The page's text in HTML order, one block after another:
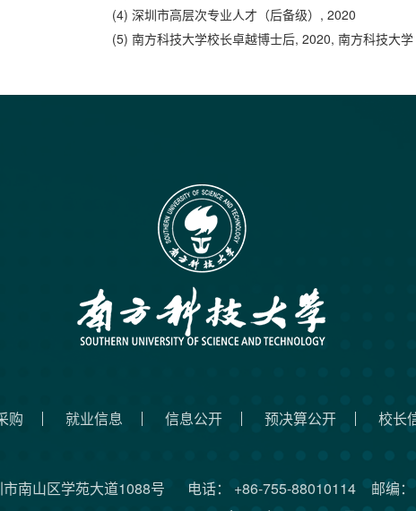
(4) 深圳市高层次专业人才（后备级）, 2020
(5) 南方科技大学校长卓越博士后, 2020, 南方科技大学
购 就业信息 信息公开 预决算公开 校长
南山区学苑大道1088号 电话： +86-755-88010114
邮编